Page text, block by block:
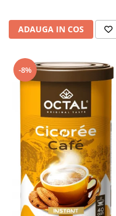
ADAUGA IN COS
-8%